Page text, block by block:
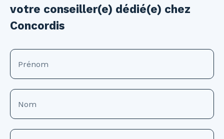
votre conseiller(e) dédié(e) chez
Concordis
Prénom
Nom